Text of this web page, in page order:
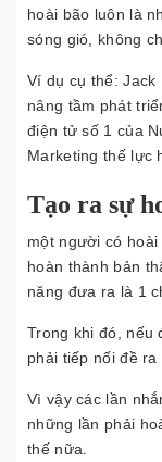
hoài bão luôn là
sóng gió, không
Ví dụ cụ thể:
nâng tầm phát
điện tử số 1 của
Marketing thế lực
Tạo ra sự
một người có
hoàn thành bản
năng đưa ra là 1
Trong khi đó, nếu
phải tiếp nối đề
Vì vậy các lần
những lần phải
thế nữa.